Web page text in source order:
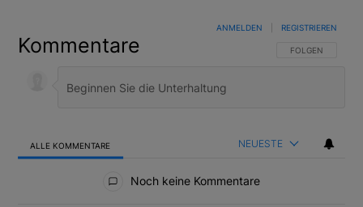
Kommentare FOLGE DIESER
FOLGEN
ANMELDEN REGISTRIEREN
ALLE KOMMENTARE NEUESTE
Noch keine Kommentare